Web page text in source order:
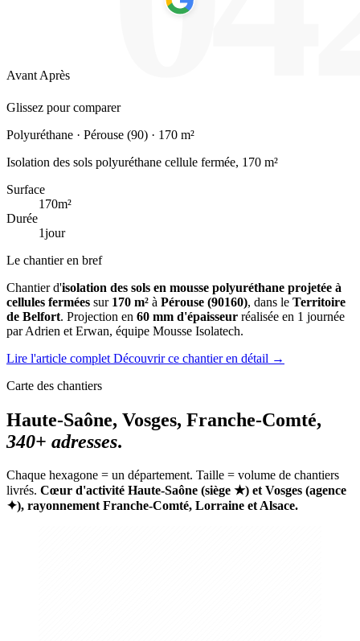
Avant Après
Glissez pour comparer
Polyuréthane · Pérouse (90) · 170 m²
Isolation des sols polyuréthane cellule fermée, 170 m²
Surface
170m²
Durée
1jour
Le chantier en bref
Chantier d'isolation des sols en mousse polyuréthane projetée à
cellules fermées sur 170 m² à Pérouse (90160), dans le Territoire
de Belfort. Projection en 60 mm d'épaisseur réalisée en 1 journée
par Adrien et Erwan, équipe Mousse Isolatech.
Lire l'article complet Découvrir ce chantier en détail →
Carte des chantiers
Haute-Saône, Vosges, Franche-Comté,
340+ adresses.
Chaque hexagone = un département. Taille = volume de chantiers
livrés. Cœur d'activité Haute-Saône (siège ★) et Vosges (agence
✦), rayonnement Franche-Comté, Lorraine et Alsace.